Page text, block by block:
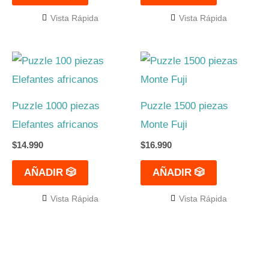
Vista Rápida Vista Rápida
Puzzle 1000 piezas
Elefantes africanos
$14.990
AÑADIR 🎲
Vista Rápida
Puzzle 1500 piezas
Monte Fuji
$16.990
AÑADIR 🎲
Vista Rápida